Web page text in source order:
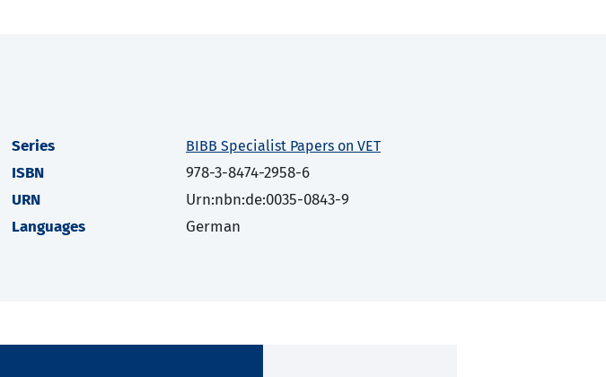
Series BIBB Specialist Papers on VET
ISBN
978-3-8474-2958-6
URN
Urn:nbn:de:0035-0843-9
Languages
German